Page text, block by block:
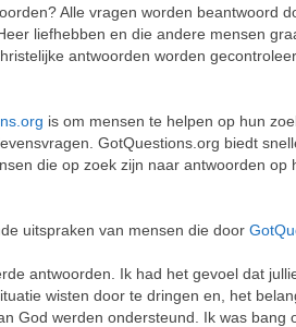
Alle vragen worden beantwoord
liefhebben en die andere mensen
antwoorden worden
is om mensen te helpen op hun
GotQuestions.org biedt
die op zoek zijn naar antwoorden op
uitspraken van mensen die door
antwoorden. Ik had het gevoel dat
wisten door te dringen en, het
God werden ondersteund. Ik was bang